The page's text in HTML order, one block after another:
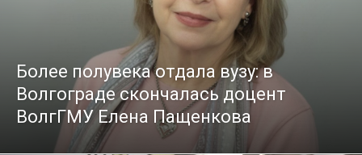
Более полувека отдала вузу: в
Волгограде скончалась доцент
ВолгГМУ Елена Пащенкова